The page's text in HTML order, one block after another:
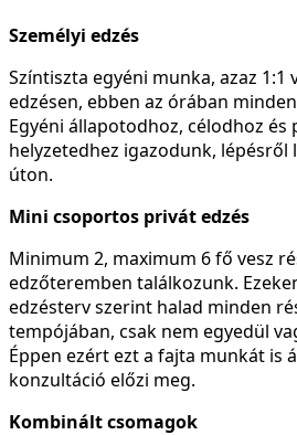
Személyi edzés
Színtiszta egyéni munka, azaz 1:1
edzésen, ebben az órában
Egyéni állapotodhoz, célodhoz és
helyzetedhez igazodunk, lépésről
úton.
Mini csoportos privát edzés
Minimum 2, maximum 6 fő vesz
edzőteremben találkozunk.
edzésterv szerint halad minden
tempójában, csak nem egyedül
Éppen ezért ezt a fajta munkát is
konzultáció előzi meg.
Kombinált csomagok